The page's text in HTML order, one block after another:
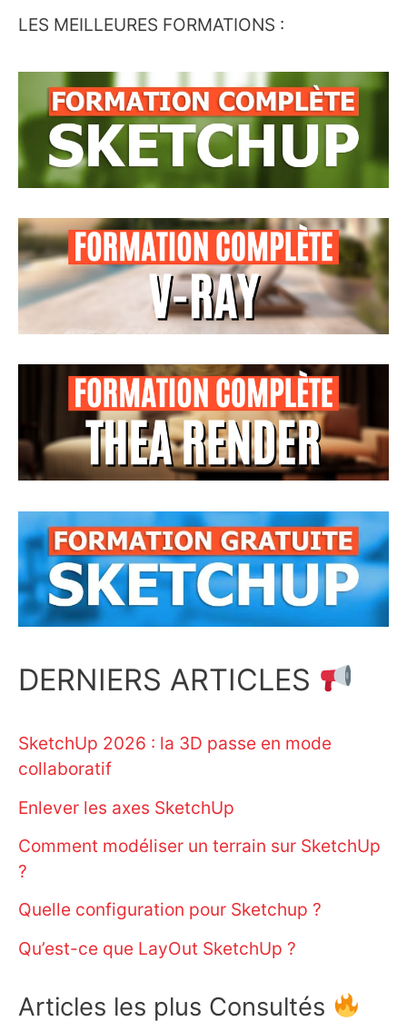
LES MEILLEURES FORMATIONS :
DERNIERS ARTICLES
SketchUp 2026 : la 3D passe en mode
collaboratif
Enlever les axes SketchUp
Comment modéliser un terrain sur SketchUp
?
Quelle configuration pour Sketchup ?
Qu’est-ce que LayOut SketchUp ?
Articles les plus Consultés